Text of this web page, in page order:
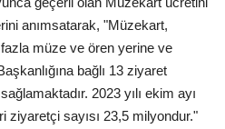
anımsatarak, "Müzekart,
fazla müze ve ören yerine ve
bağlı 13 ziyaret
2023 yılı ekim ayı
ziyaretçi sayısı 23,5 milyondur."